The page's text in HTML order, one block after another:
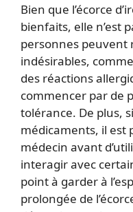
Bien que l’écorce
bienfaits, elle n’est
personnes peuvent
indésirables,
des réactions
commencer par de
tolérance. De plus,
médicaments, il est
médecin avant
interagir avec
point à garder à
prolongée de